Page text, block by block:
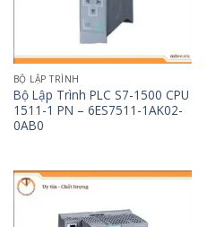
BỘ LẬP TRÌNH
Bộ Lập Trình PLC S7-1500 CPU
1511-1 PN – 6ES7511-1AK02-
0AB0